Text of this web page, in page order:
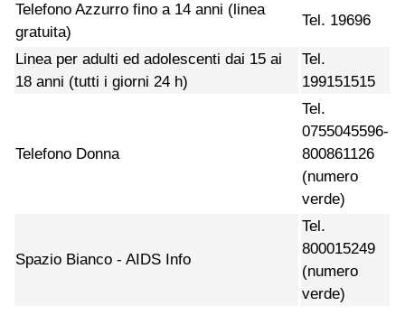
Telefono Azzurro fino a 14 anni (linea
gratuita)
Tel. 19696
Linea per adulti ed adolescenti dai 15 ai
18 anni (tutti i giorni 24 h)
Tel.
199151515
Telefono Donna
Tel.
0755045596-
800861126
(numero
verde)
Spazio Bianco - AIDS Info
Tel.
800015249
(numero
verde)